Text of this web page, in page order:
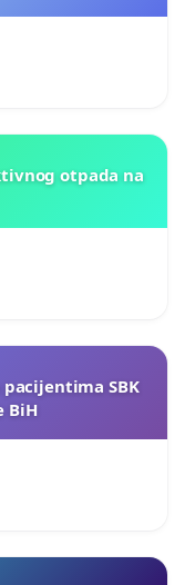
otpada na
SBK
BiH